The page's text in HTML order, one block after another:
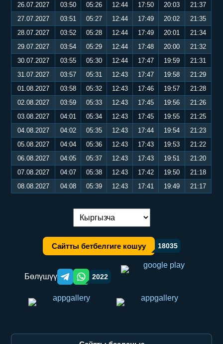
26.07.2027
03:50 05:26 12:44 17:50 20:03
21:37
27.07.2027
03:51 05:27 12:44 17:49 20:02
21:35
28.07.2027
03:52 05:28 12:44 17:49 20:01
21:34
29.07.2027
03:54 05:29 12:44 17:48 20:00
21:32
30.07.2027
03:55 05:30 12:44 17:47 19:59
21:31
31.07.2027
03:57 05:31 12:43 17:47 19:58
21:29
01.08.2027
03:58 05:32 12:43 17:46 19:57
21:28
02.08.2027
03:59 05:33 12:43 17:45 19:56
21:26
03.08.2027
04:01 05:34 12:43 17:45 19:55
21:25
04.08.2027
04:02 05:35 12:43 17:44 19:54
21:23
05.08.2027
04:04 05:36 12:43 17:43 19:53
21:22
06.08.2027
04:05 05:37 12:43 17:43 19:51
21:20
07.08.2027
04:07 05:38 12:43 17:42 19:50
21:18
08.08.2027
04:08 05:39 12:43 17:41 19:49 21:17
Тилди алмаштыруу:
Сайтты бетбелгиге кошуу 18035
Бөлүшүү Telegram orqali ulashish
WhatsApp orqali ulashish
2022